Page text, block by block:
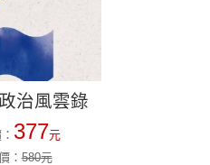
治風雲錄
377元
：580元